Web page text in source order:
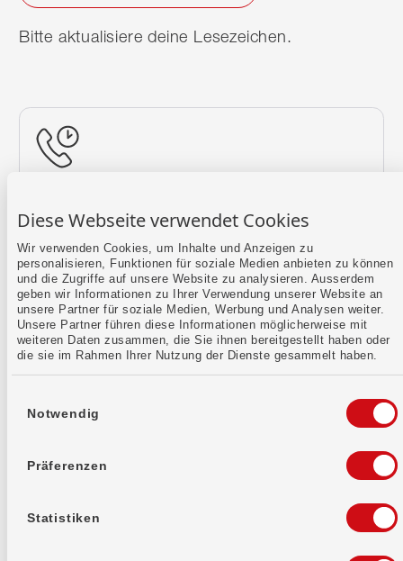
Diese Webseite verwendet Cookies
Wir verwenden Cookies, um Inhalte und Anzeigen zu
personalisieren, Funktionen für soziale Medien anbieten zu können
und die Zugriffe auf unsere Website zu analysieren. Ausserdem
geben wir Informationen zu Ihrer Verwendung unserer Website an
unsere Partner für soziale Medien, Werbung und Analysen weiter.
Unsere Partner führen diese Informationen möglicherweise mit
weiteren Daten zusammen, die Sie ihnen bereitgestellt haben oder
die sie im Rahmen Ihrer Nutzung der Dienste gesammelt haben.
Notwendig
Präferenzen
Statistiken
Bitte aktualisiere deine Lesezeichen.
Mehr erfahren
Kontaktformular